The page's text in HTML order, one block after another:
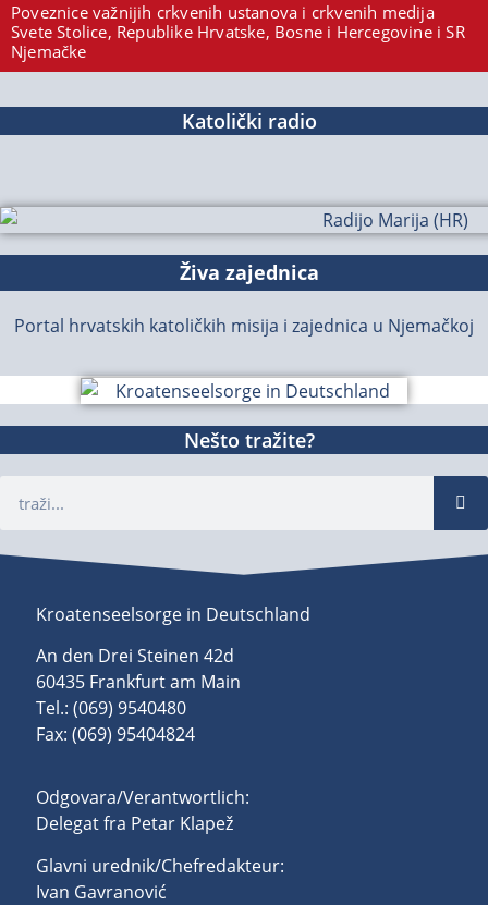
Poveznice važnijih crkvenih ustanova i crkvenih medija
Svete Stolice, Republike Hrvatske, Bosne i Hercegovine i SR
Njemačke
Katolički radio
Živa zajednica
Portal hrvatskih katoličkih misija i zajednica u Njemačkoj
Nešto tražite?
Kroatenseelsorge in Deutschland
An den Drei Steinen 42d
60435 Frankfurt am Main
Tel.: (069) 9540480
Fax: (069) 95404824
Odgovara/Verantwortlich:
Delegat fra Petar Klapež
Glavni urednik/Chefredakteur:
Ivan Gavranović